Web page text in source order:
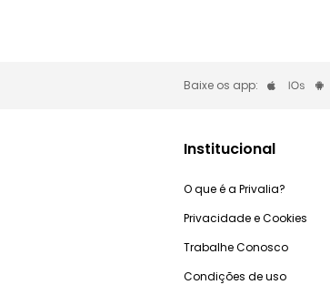
Baixe os app:
Institucional
O que é a Privalia?
Privacidade e Cookies
Trabalhe Conosco
Condições de uso